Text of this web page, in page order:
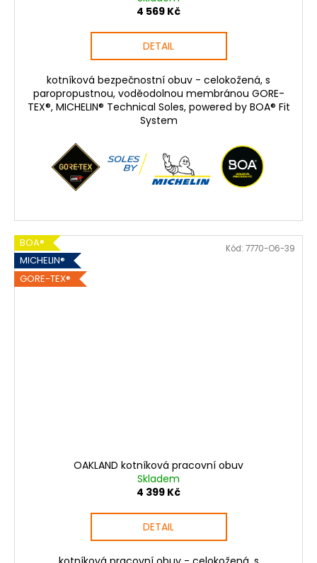
4 569 Kč
DETAIL
kotníková bezpečnostní obuv - celokožená, s
paropropustnou, voděodolnou membránou GORE-
TEX®, MICHELIN® Technical Soles, powered by BOA® Fit
System
BOA®
MICHELIN®
GORE-TEX®
OAKLAND kotníková pracovní obuv
Skladem
4 399 Kč
DETAIL
Kód: 7770-O6-39